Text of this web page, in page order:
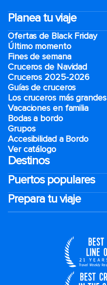
Planea tu viaje
Ofertas de Black Friday
Último momento
Fines de semana
Cruceros de Navidad
Cruceros 2025-2026
Guías de cruceros
Los cruceros más grandes
Vacaciones en familia
Bodas a bordo
Grupos
Accesibilidad a Bordo
Ver catálogo
Destinos
Puertos populares
Prepara tu viaje